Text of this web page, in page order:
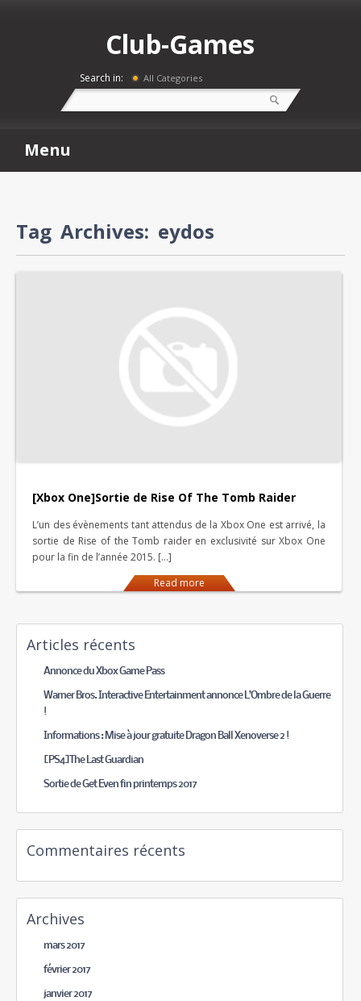
Club-Games
Search in: All Categories
Menu
Tag Archives: eydos
[Xbox One]Sortie de Rise Of The Tomb Raider
L’un des évènements tant attendus de la Xbox One est arrivé, la
sortie de Rise of the Tomb raider en exclusivité sur Xbox One
pour la fin de l’année 2015. […]
Read more
Articles récents
Annonce du Xbox Game Pass
Warner Bros. Interactive Entertainment annonce L’Ombre de la Guerre
!
Informations : Mise à jour gratuite Dragon Ball Xenoverse 2 !
[PS4]The Last Guardian
Sortie de Get Even fin printemps 2017
Commentaires récents
Archives
mars 2017
février 2017
janvier 2017